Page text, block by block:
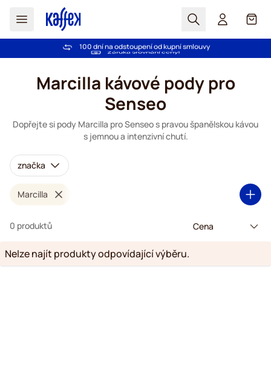
Hledat Košík
Bezplatná doprava nad 1000,00Kč
Záruka srovnání ceny!
100 dní na odstoupení od kupní smlouvy
Marcilla kávové pody pro
Senseo
Dopřejte si pody Marcilla pro Senseo s pravou španělskou kávou
s jemnou a intenzivní chutí.
značka
Marcilla
0 produktů
Nelze najít produkty odpovídající výběru.